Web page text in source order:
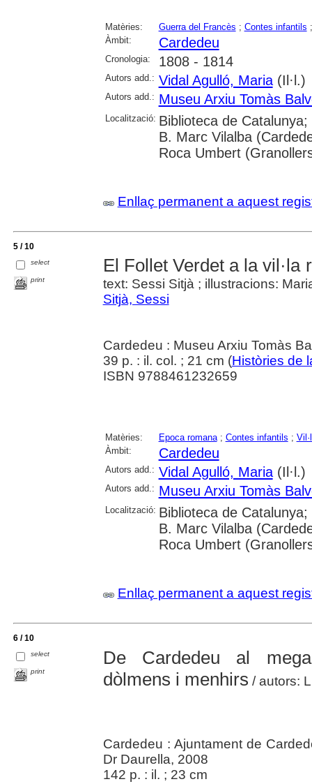
Matèries: Guerra del Francès ; Contes infantils
Àmbit:
Cardedeu
Cronologia: 1808 - 1814
Autors add.: Vidal Agulló, Maria(Il·l.)
Autors add.: Museu Arxiu Tomàs
Localització: Biblioteca de
B. Marc Vilalba
Roca Umbert
Enllaç permanent a aquest
5 / 10
select
print
El Follet Verdet a la vil·la
text: Sessi Sitjà ; illustracions:
Sitjà, Sessi
Cardedeu : Museu Arxiu Tomàs
39 p. : il. col. ; 21 cm (Històries de
ISBN 9788461232659
Matèries: Epoca romana; Contes infantils ;
Àmbit:
Cardedeu
Autors add.: Vidal Agulló, Maria(Il·l.)
Autors add.: Museu Arxiu Tomàs
Localització: Biblioteca de
B. Marc Vilalba
Roca Umbert
Enllaç permanent a aquest
6 / 10
select
print
De Cardedeu al
dòlmens i menhirs / autors:
Cardedeu : Ajuntament de
Dr Daurella, 2008
142 p. : il. ; 23 cm